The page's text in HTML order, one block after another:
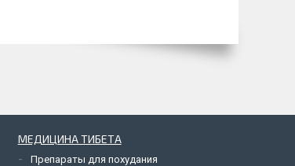
МЕДИЦИНА ТИБЕТА
Препараты для похудания